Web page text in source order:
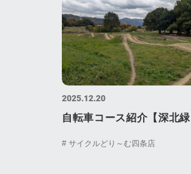
2025.12.20
自転車コース紹介【深北緑
地/FK170】
# サイクルどり～む四条店